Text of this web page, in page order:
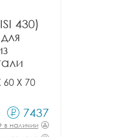
430)
X 70
7437
в наличии